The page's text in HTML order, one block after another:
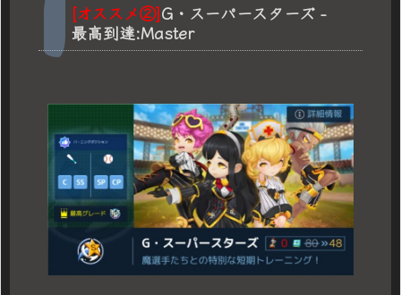
[オススメ②]G・スーパースターズ -
最高到達:Master